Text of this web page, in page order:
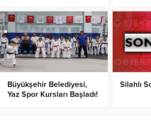
Mutlu!
Büyükşehir Belediyesi,
Yaz Spor Kursları Başladı!
Silahlı